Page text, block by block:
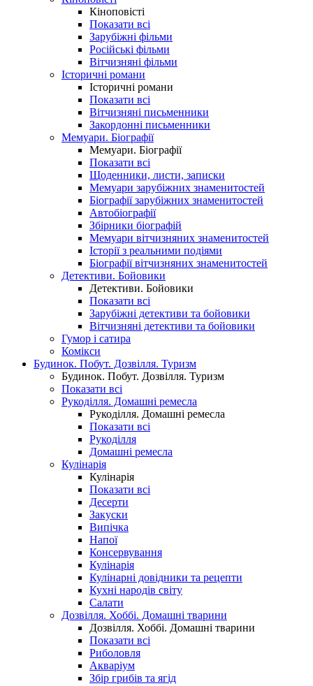
Кіноповісті
Показати всі
Зарубіжні фільми
Російські фільми
Вітчизняні фільми
Історичні романи
Історичні романи
Показати всі
Вітчизняні письменники
Закордонні письменники
Мемуари. Біографії
Мемуари. Біографії
Показати всі
Щоденники, листи, записки
Мемуари зарубіжних знаменитостей
Біографії зарубіжних знаменитостей
Автобіографії
Збірники біографій
Мемуари вітчизняних знаменитостей
Історії з реальними подіями
Біографії вітчизняних знаменитостей
Детективи. Бойовики
Детективи. Бойовики
Показати всі
Зарубіжні детективи та бойовики
Вітчизняні детективи та бойовики
Гумор і сатира
Комікси
Будинок. Побут. Дозвілля. Туризм
Будинок. Побут. Дозвілля. Туризм
Показати всі
Рукоділля. Домашні ремесла
Рукоділля. Домашні ремесла
Показати всі
Рукоділля
Домашні ремесла
Кулінарія
Кулінарія
Показати всі
Десерти
Закуски
Випічка
Напої
Консервування
Кулінарія
Кулінарні довідники та рецепти
Кухні народів світу
Салати
Дозвілля. Хоббі. Домашні тварини
Дозвілля. Хоббі. Домашні тварини
Показати всі
Риболовля
Акваріум
Збір грибів та ягід